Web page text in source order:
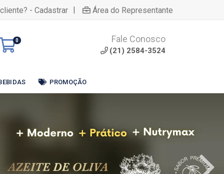
- Cadastrar | Área do Representante
0 Fale Conosco
(21) 2584-3524
PROMOÇÃO